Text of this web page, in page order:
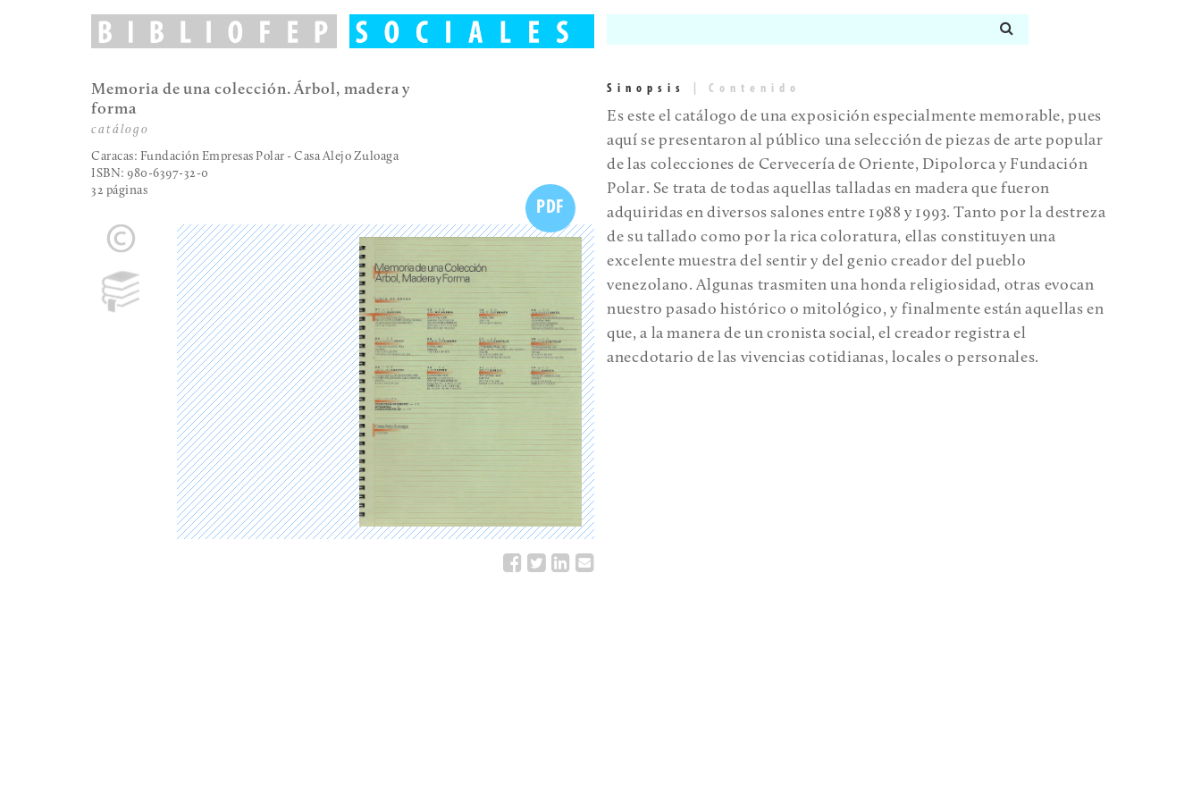
Memoria de una colección. Árbol, madera y
forma
catálogo
Caracas: Fundación Empresas Polar - Casa Alejo Zuloaga
ISBN: 980-6397-32-0
32 páginas
PDF
Sinopsis Contenido
Es este el catálogo de una exposición especialmente memorable, pues
aquí se presentaron al público una selección de piezas de arte popular
de las colecciones de Cervecería de Oriente, Dipolorca y Fundación
Polar. Se trata de todas aquellas talladas en madera que fueron
adquiridas en diversos salones entre 1988 y 1993. Tanto por la destreza
de su tallado como por la rica coloratura, ellas constituyen una
excelente muestra del sentir y del genio creador del pueblo
venezolano. Algunas trasmiten una honda religiosidad, otras evocan
nuestro pasado histórico o mitológico, y finalmente están aquellas en
que, a la manera de un cronista social, el creador registra el
anecdotario de las vivencias cotidianas, locales o personales.